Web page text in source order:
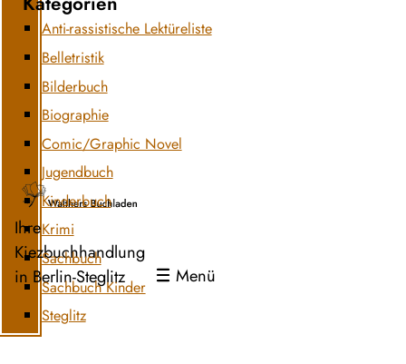
Ihre
Kiezbuchhandlung
in Berlin-Steglitz
Menü
Anti-rassistische Lektüreliste
Belletristik
Bilderbuch
Biographie
Comic/Graphic Novel
Jugendbuch
Kinderbuch
Krimi
Sachbuch
Sachbuch Kinder
Steglitz